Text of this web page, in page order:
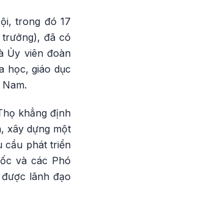
trong đó 17
đã có
Ủy viên đoàn
học, giáo dục
khẳng định
xây dựng một
cầu phát triển
và các Phó
lãnh đạo